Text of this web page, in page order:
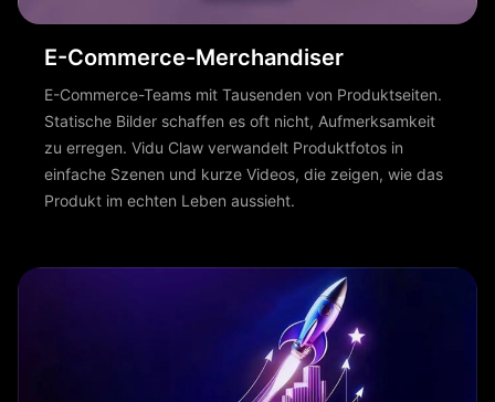
E-Commerce-Merchandiser
E-Commerce-Teams mit Tausenden von Produktseiten.
Statische Bilder schaffen es oft nicht, Aufmerksamkeit
zu erregen. Vidu Claw verwandelt Produktfotos in
einfache Szenen und kurze Videos, die zeigen, wie das
Produkt im echten Leben aussieht.